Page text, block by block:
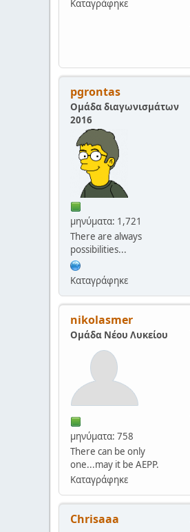
Καταγράφηκε
pgrontas
Ομάδα διαγωνισμάτων
2016
μηνύματα: 1,721
There are always
possibilities...
Καταγράφηκε
nikolasmer
Ομάδα Νέου Λυκείου
μηνύματα: 758
There can be only
one...may it be AEPP.
Καταγράφηκε
Chrisaaa